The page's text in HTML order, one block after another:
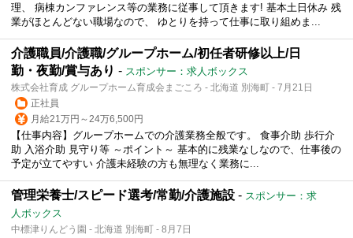
理、 病棟カンファレンス等の業務に従事して頂きます! 基本土日休み 残
業がほとんどない職場なので、 ゆとりを持って仕事に取り組めま...
介護職員/介護職/グループホーム/初任者研修以上/日
勤・夜勤/賞与あり - スポンサー：求人ボックス
株式会社育成 グループホーム育成会まごころ - 北海道 別海町 - 7月21日
正社員
月給21万円～24万6,500円
【仕事内容】グループホームでの介護業務全般です。 食事介助 歩行介
助 入浴介助 見守り等 ～ポイント～ 基本的に残業なしなので、仕事後の
予定が立てやすい 介護未経験の方も無理なく業務に...
管理栄養士/スピード選考/常勤/介護施設 - スポンサー：求
人ボックス
中標津りんどう園 - 北海道 別海町 - 8月7日